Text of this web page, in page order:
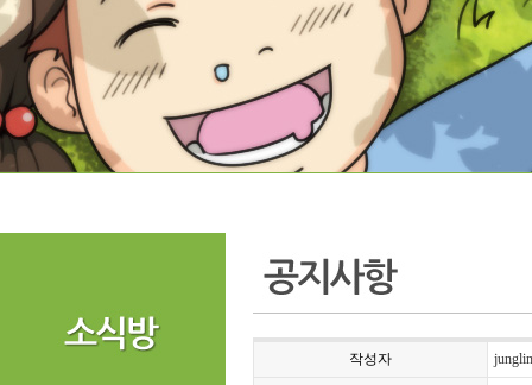
작성자